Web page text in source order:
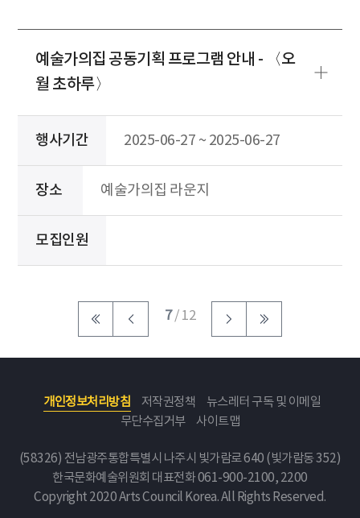
예술가의집 공동기획 프로그램 안내 - 〈오
월 초하루〉
행사기간 2025-06-27 ~ 2025-06-27
장소 예술가의집 라운지
모집인원
7/ 12
개인정보처리방침 저작권정책
뉴스레터 구독 및 이메일
무단수집거부
사이트맵
(58326) 전남광주통합특별시 나주시 빛가람로 640 (빛가람동 352)
한국문화예술위원회 대표전화 061-900-2100, 2200
Copyright 2020 Arts Council Korea. All Rights Reserved.